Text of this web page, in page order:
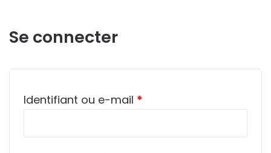
Se connecter
Identifiant ou e-mail *